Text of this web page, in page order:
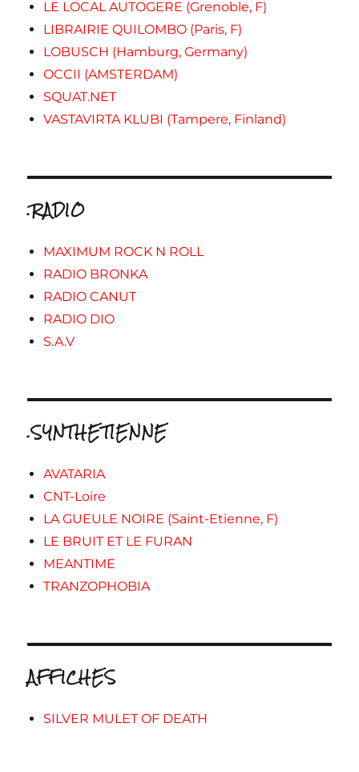
LE LOCAL AUTOGERE (Grenoble, F)
LIBRAIRIE QUILOMBO (Paris, F)
LOBUSCH (Hamburg, Germany)
OCCII (AMSTERDAM)
SQUAT.NET
VASTAVIRTA KLUBI (Tampere, Finland)
.RADIO
MAXIMUM ROCK N ROLL
RADIO BRONKA
RADIO CANUT
RADIO DIO
S.A.V
.SYNTHETIENNE
AVATARIA
CNT-Loire
LA GUEULE NOIRE (Saint-Etienne, F)
LE BRUIT ET LE FURAN
MEANTIME
TRANZOPHOBIA
AFFICHES
SILVER MULET OF DEATH